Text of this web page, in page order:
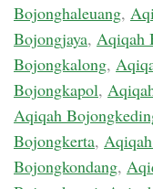
Bojonghaleuang,
Bojongjaya, Aqiqah
Bojongkalong,
Bojongkapol,
Aqiqah
Bojongkerta,
Bojongkondang,